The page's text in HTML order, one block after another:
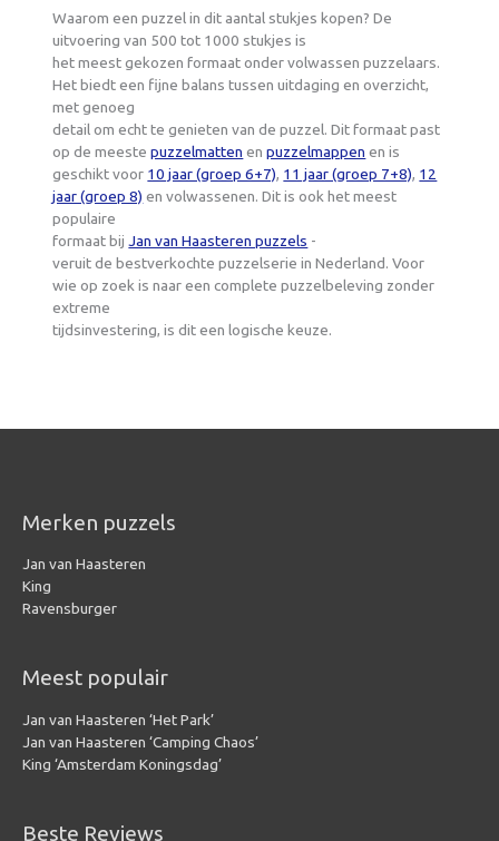
Waarom een puzzel in dit aantal stukjes kopen? De
uitvoering van 500 tot 1000 stukjes is
het meest gekozen formaat onder volwassen puzzelaars.
Het biedt een fijne balans tussen uitdaging en overzicht,
met genoeg
detail om echt te genieten van de puzzel. Dit formaat past
op de meestepuzzelmatten enpuzzelmappen en is
geschikt voor 10 jaar (groep 6+7), 11 jaar (groep 7+8), 12
jaar (groep 8) en volwassenen. Dit is ook het meest
populaire
formaat bijJan van Haasteren puzzels -
veruit de bestverkochte puzzelserie in Nederland. Voor
wie op zoek is naar een complete puzzelbeleving zonder
extreme
tijdsinvestering, is dit een logische keuze.
Merken puzzels
Jan van Haasteren
King
Ravensburger
Meest populair
Jan van Haasteren ‘Het Park’
Jan van Haasteren ‘Camping Chaos’
King ‘Amsterdam Koningsdag’
Beste Reviews